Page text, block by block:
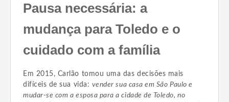
Pausa necessária: a
mudança para Toledo e o
cuidado com a família
Em 2015, Carlão tomou uma das decisões mais
difíceis de sua vida: vender sua casa em São Paulo e
mudar-se com a esposa para a cidade de Toledo, no